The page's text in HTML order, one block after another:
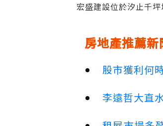
宏盛建設位於汐止千
房地產推薦新
股市獲利何
李遠哲大直